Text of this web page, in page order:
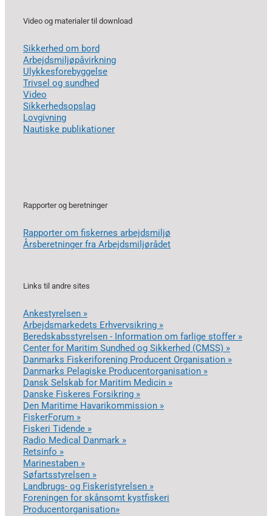
Video og materialer til download
Sikkerhed om bord
Arbejdsmiljøpåvirkning
Ulykkesforebyggelse
Trivsel og sundhed
Video
Sikkerhedsopslag
Lovgivning
Nautiske publikationer
Rapporter og beretninger
Rapporter om fiskernes arbejdsmiljø
Årsberetninger fra Arbejdsmiljørådet
Links til andre sites
Ankestyrelsen »
Arbejdsmarkedets Erhvervsikring »
Beredskabsstyrelsen - Information om farlige stoffer »
Center for Maritim Sundhed og Sikkerhed (CMSS) »
Danmarks Fiskeriforening Producent Organisation »
Danmarks Pelagiske Producentorganisation »
Dansk Selskab for Maritim Medicin »
Danske Fiskeres Forsikring »
Den Maritime Havarikommission »
FiskerForum »
Fiskeri Tidende »
Radio Medical Danmark »
Retsinfo »
Marinestaben »
Søfartsstyrelsen »
Landbrugs- og Fiskeristyrelsen »
Foreningen for skånsomt kystfiskeri
Producentorganisation»